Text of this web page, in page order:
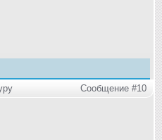
Сообщение #10